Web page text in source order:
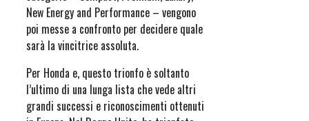
New Energy and Performance – vengono
poi messe a confronto per decidere quale
sarà la vincitrice assoluta.
Per Honda e, questo trionfo è soltanto
l’ultimo di una lunga lista che vede altri
grandi successi e riconoscimenti ottenuti